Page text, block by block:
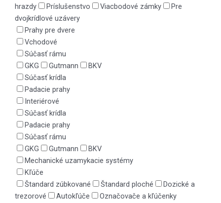
hrazdy
Príslušenstvo Viacbodové zámky
Pre
dvojkrídlové uzávery
Prahy pre dvere
Vchodové
Súčasť rámu
GKG
Gutmann
BKV
Súčasť krídla
Padacie prahy
Interiérové
Súčasť krídla
Padacie prahy
Súčasť rámu
GKG
Gutmann
BKV
Mechanické uzamykacie systémy
Kľúče
Štandard zúbkované
Štandard ploché
Dozické a
trezorové
Autokľúče
Označovače a kľúčenky